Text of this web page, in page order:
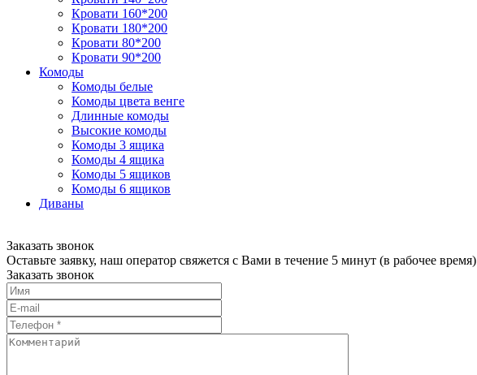
Кровати 160*200
Кровати 180*200
Кровати 80*200
Кровати 90*200
Комоды
Комоды белые
Комоды цвета венге
Длинные комоды
Высокие комоды
Комоды 3 ящика
Комоды 4 ящика
Комоды 5 ящиков
Комоды 6 ящиков
Диваны
Заказать звонок
Оставьте заявку, наш оператор свяжется с Вами в течение 5 минут (в рабочее время)
Заказать звонок